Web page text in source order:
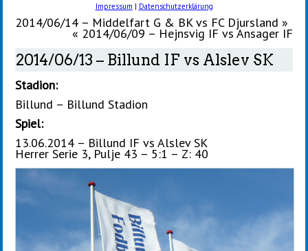
Impressum | Datenschutzerklärung
2014/06/14 – Middelfart G & BK vs FC Djursland »
« 2014/06/09 – Hejnsvig IF vs Ansager IF
2014/06/13 – Billund IF vs Alslev SK
Stadion:
Billund – Billund Stadion
Spiel:
13.06.2014 – Billund IF vs Alslev SK
Herrer Serie 3, Pulje 43 – 5:1 – Z: 40